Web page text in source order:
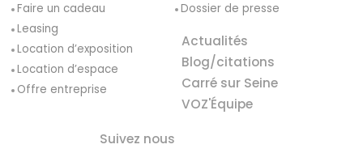
Faire un cadeau
Leasing
Location d’exposition
Location d’espace
Offre entreprise
Dossier de presse
Actualités
Blog/citations
Carré sur Seine
VOZ'Équipe
Suivez nous